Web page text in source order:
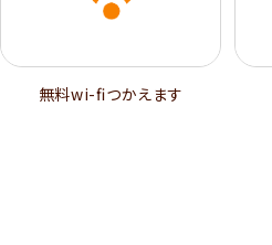
無料wi-ﬁつかえます